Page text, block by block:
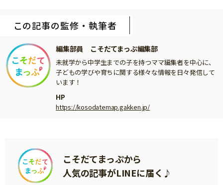
この記事の監修・執筆者
編集部員 こそだてまっぷ編集部
未就学から中学生までの子を持つママ編集者を中心に、
子どもの学びや育ちに関する様々な情報を日々発信して
います！
HP
https://kosodatemap.gakken.jp/
こそだてまっぷから
人気の記事がLINEに届く♪